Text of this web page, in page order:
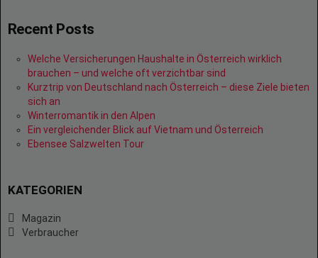
Recent Posts
Welche Versicherungen Haushalte in Österreich wirklich
brauchen – und welche oft verzichtbar sind
Kurztrip von Deutschland nach Österreich – diese Ziele bieten
sich an
Winterromantik in den Alpen
Ein vergleichender Blick auf Vietnam und Österreich
Ebensee Salzwelten Tour
KATEGORIEN
Magazin
Verbraucher